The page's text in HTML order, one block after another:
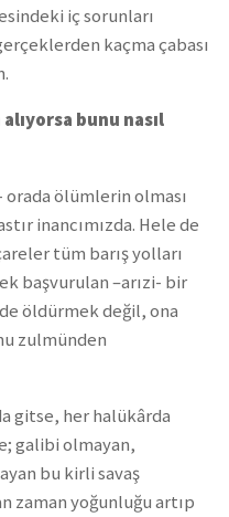
iç sorunları
kaçma çabası
bunu nasıl
orada ölümlerin olması
inancımızda. Hele de
tüm barış yolları
başvurulan –arızi- bir
öldürmek değil, ona
zulmünden
gitse, her halükârda
galibi olmayan,
bu kirli savaş
zaman yoğunluğu artıp